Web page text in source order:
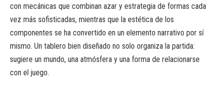
con mecánicas que combinan azar y estrategia de formas cada
vez más sofisticadas, mientras que la estética de los
componentes se ha convertido en un elemento narrativo por sí
mismo. Un tablero bien diseñado no solo organiza la partida:
sugiere un mundo, una atmósfera y una forma de relacionarse
con el juego.